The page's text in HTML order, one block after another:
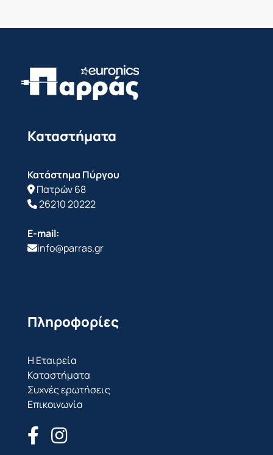
Καταστήματα
Κατάστημα Πύργου
Πατρών 68
26210 20222
E-mail:
info@parras.gr
Πληροφορίες
Η Εταιρεία
Καταστήματα
Συχνές ερωτήσεις
Επικοινωνία